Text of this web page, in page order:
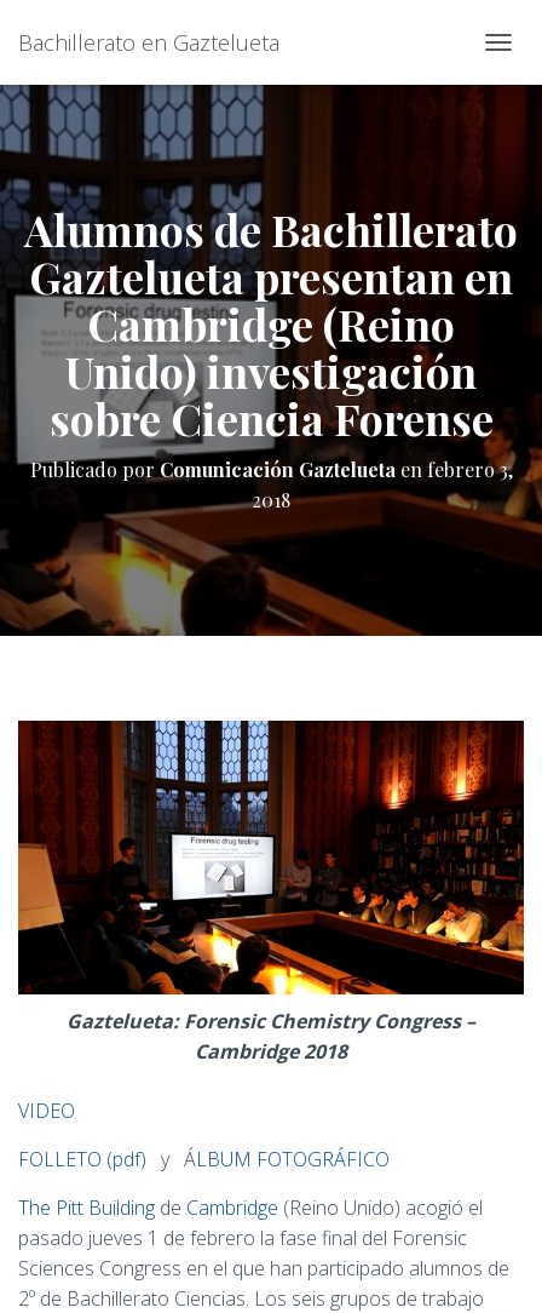
Bachillerato en Gaztelueta
A
M
O
D
O
E
G
A
C
I
Alumnos de Bachillerato
Gaztelueta presentan en
Cambridge (Reino
Unido) investigación
sobre Ciencia Forense
Publicado por Comunicación Gaztelueta en febrero 3,
2018
Gaztelueta: Forensic Chemistry Congress –
Cambridge 2018
VIDEO
FOLLETO (pdf) y ÁLBUM FOTOGRÁFICO
The Pitt Building de Cambridge (Reino Unido) acogió el
pasado jueves 1 de febrero la fase final del Forensic
Sciences Congress en el que han participado alumnos de
2º de Bachillerato Ciencias. Los seis grupos de trabajo